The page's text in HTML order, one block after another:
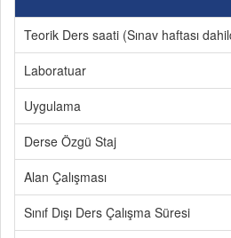
Teorik Ders saati (Sınav haftası
Laboratuar
Uygulama
Derse Özgü Staj
Alan Çalışması
Sınıf Dışı Ders Çalışma Süresi